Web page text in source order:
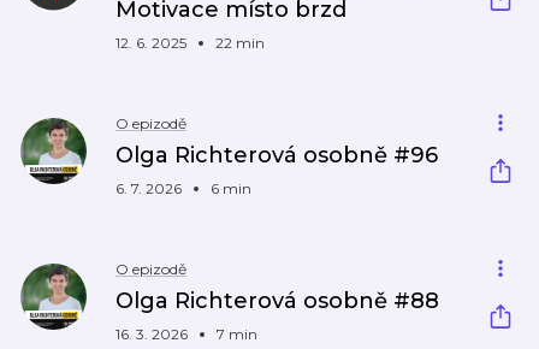
Motivace místo brzd
12. 6. 2025 22 min
O epizodě
Olga Richterová osobně #96
6. 7. 2026 6 min
O epizodě
Olga Richterová osobně #88
16. 3. 2026 7 min